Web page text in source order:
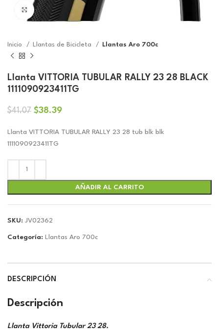
Click to enlarge
Inicio Llantas de Bicicleta Llantas Aro 700c
Llanta VITTORIA TUBULAR RALLY 23 28 BLACK
1111090923411TG
$41.07 El
original
era:
$38.39El
actual
Llanta VITTORIA TUBULAR RALLY 23 28 tub blk blk
1111090923411TG
AÑADIR AL CARRITO
SKU: JV02362
Categoría: Llantas Aro 700c
DESCRIPCIÓN
Descripción
Llanta Vittoria Tubular 23 28.